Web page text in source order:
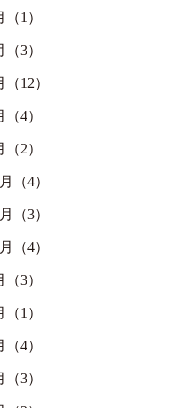
1）
3）
12）
4）
2）
（4）
（3）
（4）
3）
1）
4）
3）